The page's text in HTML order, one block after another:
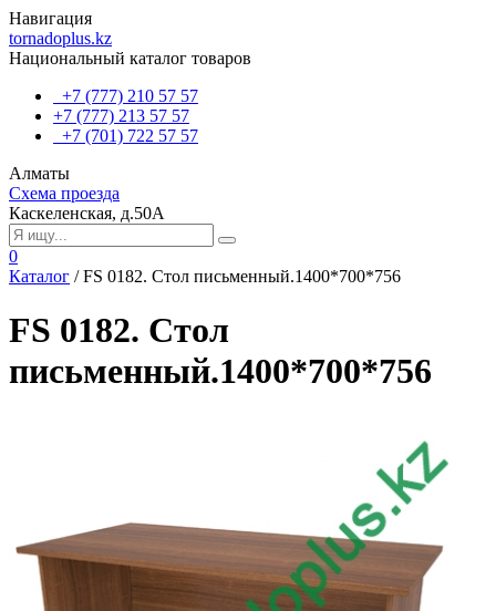
Навигация
tornadoplus.kz
Национальный каталог товаров
+7 (777) 210 57 57
+7 (777) 213 57 57
+7 (701) 722 57 57
Алматы
Схема проезда
Каскеленская, д.50А
0
Каталог /FS 0182. Стол письменный.1400*700*756
FS 0182. Стол
письменный.1400*700*756